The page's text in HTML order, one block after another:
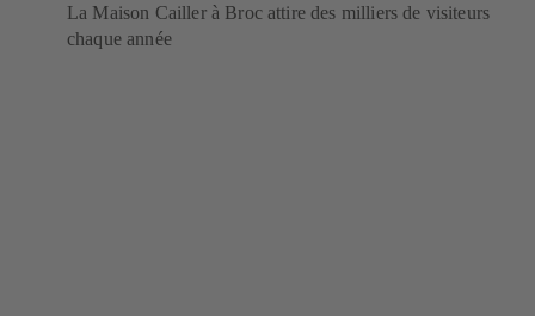
La Maison Cailler à Broc attire des milliers de visiteurs
chaque année